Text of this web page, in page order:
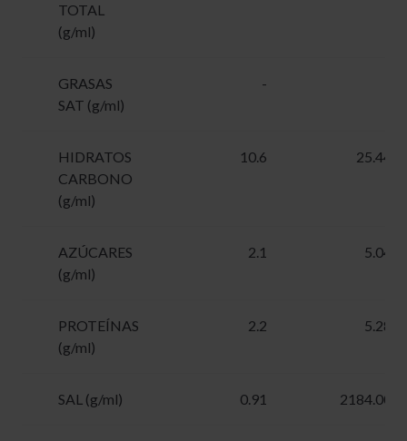
TOTAL
(g/ml)
GRASAS
SAT (g/ml)
-
HIDRATOS
CARBONO
(g/ml)
10.6 25.44
AZÚCARES
(g/ml)
2.1 5.04
PROTEÍNAS
(g/ml)
2.2 5.28
SAL (g/ml) 0.91 2184.00